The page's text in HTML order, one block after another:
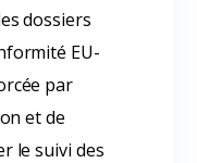
dossiers
EU-
par
et de
le suivi des